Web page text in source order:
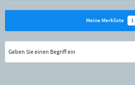
Meine Merkliste 1